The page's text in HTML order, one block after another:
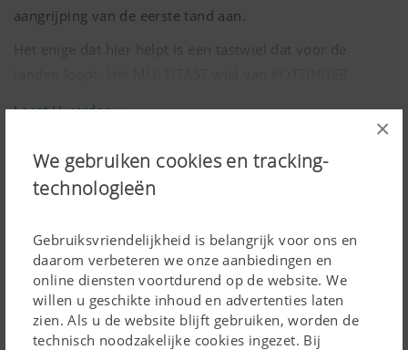
×
We gebruiken cookies en tracking-
technologieën
Gebruiksvriendelijkheid is belangrijk voor ons en
daarom verbeteren we onze aanbiedingen en
online diensten voortdurend op de website. We
willen u geschikte inhoud en advertenties laten
zien. Als u de website blijft gebruiken, worden de
technisch noodzakelijke cookies ingezet. Bij
aangrijping van de eerste tand aan.
stadium en brengt het element omhoog in geval van een
heuvel totdat het binnenste tastwiel het overneemt. Het
zorgt steeds voor de optimale afstand tussen de tanden
harkverliezen worden aantoonbaar tot een minimum
beperkt.
Leest U verder
TOPTECH PLUS-harkeenheid